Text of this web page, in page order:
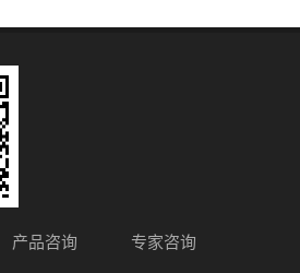
产品咨询 专家咨询